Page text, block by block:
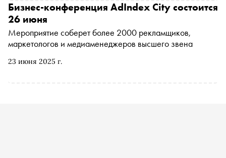
23 июня 2025 г.
Бизнес-конференция AdIndex City состоится
26 июня
Мероприятие соберет более 2000 рекламщиков,
маркетологов и медиаменеджеров высшего звена